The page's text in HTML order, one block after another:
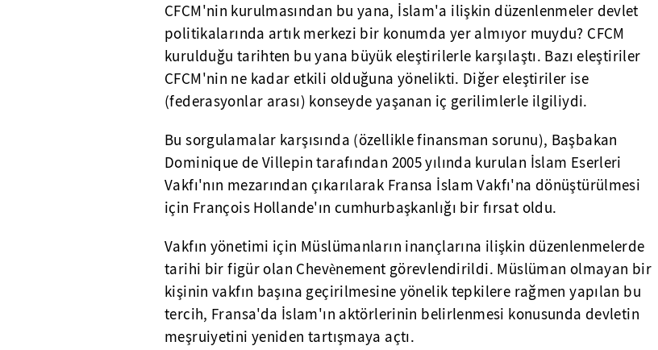
CFCM'nin kurulmasından bu yana, İslam'a ilişkin düzenlenmeler devlet
politikalarında artık merkezi bir konumda yer almıyor muydu? CFCM
kurulduğu tarihten bu yana büyük eleştirilerle karşılaştı. Bazı eleştiriler
CFCM'nin ne kadar etkili olduğuna yönelikti. Diğer eleştiriler ise
(federasyonlar arası) konseyde yaşanan iç gerilimlerle ilgiliydi.
Bu sorgulamalar karşısında (özellikle finansman sorunu), Başbakan
Dominique de Villepin tarafından 2005 yılında kurulan İslam Eserleri
Vakfı'nın mezarından çıkarılarak Fransa İslam Vakfı'na dönüştürülmesi
için François Hollande'ın cumhurbaşkanlığı bir fırsat oldu.
Vakfın yönetimi için Müslümanların inançlarına ilişkin düzenlenmelerde
tarihi bir figür olan Chevènement görevlendirildi. Müslüman olmayan bir
kişinin vakfın başına geçirilmesine yönelik tepkilere rağmen yapılan bu
tercih, Fransa'da İslam'ın aktörlerinin belirlenmesi konusunda devletin
meşruiyetini yeniden tartışmaya açtı.